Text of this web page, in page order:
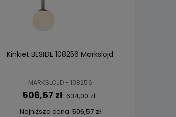
Kinkiet BESIDE 108256 Markslojd
MARKSLOJD - 108256
506,57 zł 634,00 zł
Najniższa cena:506,57 zł